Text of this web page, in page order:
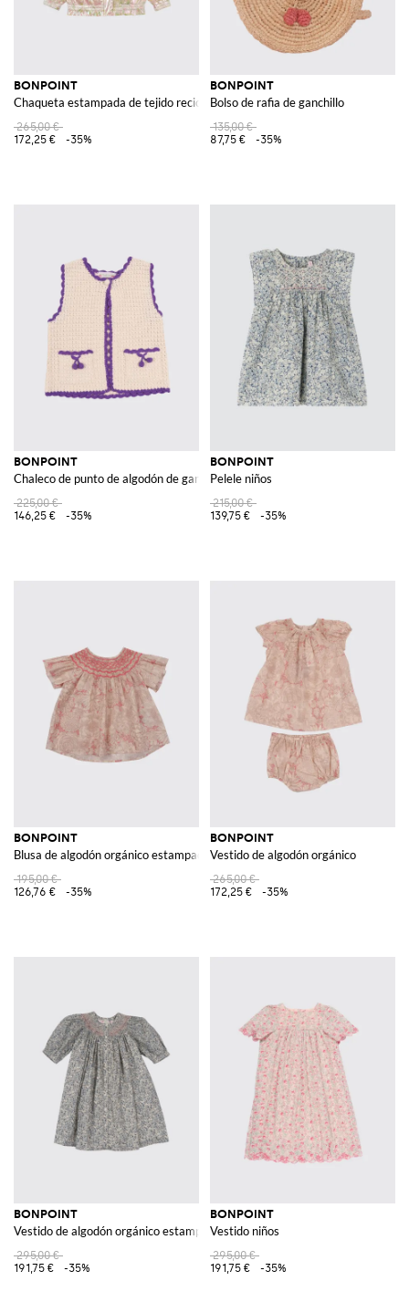
BONPOINT
Chaqueta estampada de tejido reciclado
265,00 €
172,25 €
-35%
BONPOINT
Bolso de rafia de ganchillo
135,00 €
87,75 €
-35%
BONPOINT
Chaleco de punto de algodón de ganchillo
225,00 €
146,25 €
-35%
BONPOINT
Pelele niños
215,00 €
139,75 €
-35%
BONPOINT
Blusa de algodón orgánico estampado
195,00 €
126,76 €
-35%
BONPOINT
Vestido de algodón orgánico
265,00 €
172,25 €
-35%
BONPOINT
Vestido de algodón orgánico estampado
295,00 €
191,75 €
-35%
BONPOINT
Vestido niños
295,00 €
191,75 €
-35%